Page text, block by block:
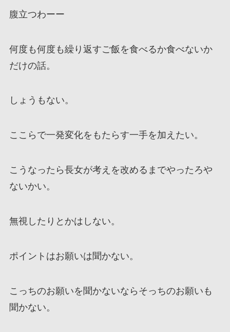
腹立つわーー
何度も何度も繰り返すご飯を食べるか食べないか
だけの話。
しょうもない。
ここらで一発変化をもたらす一手を加えたい。
こうなったら長女が考えを改めるまでやったろや
ないかい。
無視したりとかはしない。
ポイントはお願いは聞かない。
こっちのお願いを聞かないならそっちのお願いも
聞かない。